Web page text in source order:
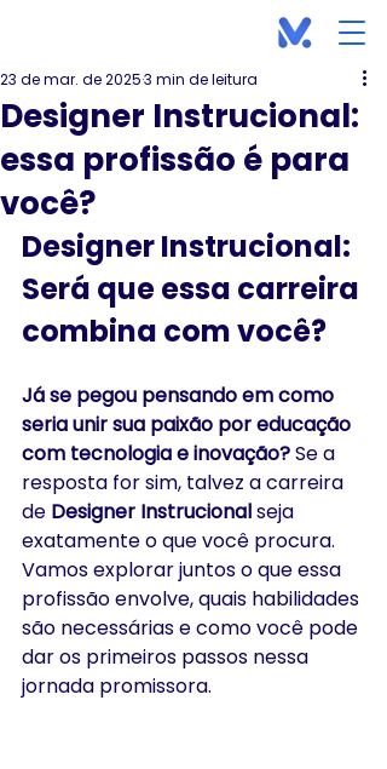
Designer Instrucional:
essa profissão é para
você?
23 de mar. de 20253 min de leitura
Designer Instrucional:
Será que essa carreira
combina com você?
Já se pegou pensando em como
seria unir sua paixão por educação
com tecnologia e inovação? Se a
resposta for sim, talvez a carreira
de Designer Instrucional seja
exatamente o que você procura.
Vamos explorar juntos o que essa
profissão envolve, quais habilidades
são necessárias e como você pode
dar os primeiros passos nessa
jornada promissora.